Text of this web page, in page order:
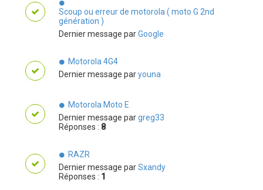
Scoup ou erreur de motorola ( moto G 2nd
génération )
Dernier message parGoogle
Motorola 4G4
Dernier message paryouna
Motorola Moto E
Dernier message pargreg33
Réponses : 8
RAZR
Dernier message parSxandy
Réponses : 1